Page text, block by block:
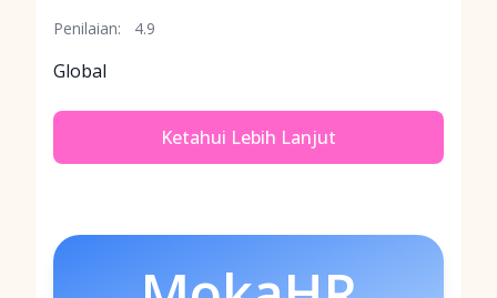
Penilaian:
4.9
Global
Ketahui Lebih Lanjut